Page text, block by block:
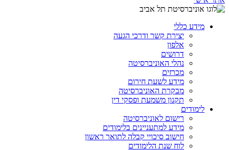
מידע כללי
יצירת קשר ודרכי הגעה
אלפון
דרושים
נהלי האוניברסיטה
מכרזים
מידע לשעת חירום
מבקרת האוניברסיטה
תקנון משמעת ופסקי דין
לימודים
רישום לאוניברסיטה
מידע למתעניינים בלימודים
חישוב סיכויי קבלה לתואר ראשון
לוח שנת הלימודים